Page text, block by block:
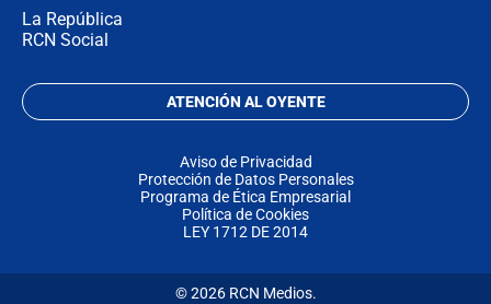
La República
RCN Social
ATENCIÓN AL OYENTE
Aviso de Privacidad
Protección de Datos Personales
Programa de Ética Empresarial
Política de Cookies
LEY 1712 DE 2014
© 2026 RCN Medios.